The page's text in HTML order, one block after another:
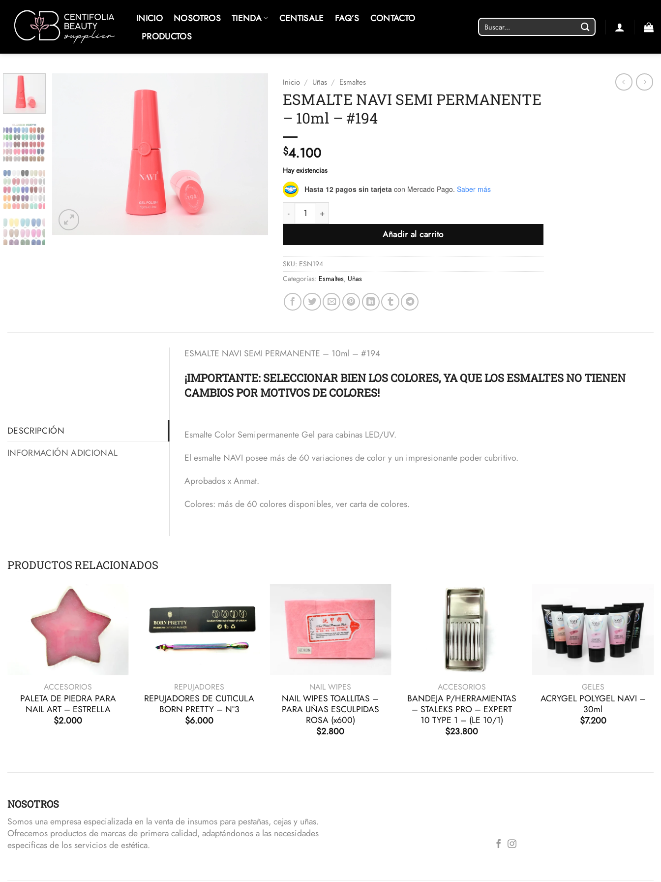
contenido
INICIO NOSOTROS TIENDA CENTISALE FAQ’S
CONTACTO
PRODUCTOS
Buscar
por:
Inicio / Uñas / Esmaltes
ESMALTE NAVI SEMI PERMANENTE
– 10ml – #194
$4.100
Hay existencias
Hasta 12 pagos sin tarjeta con Mercado Pago. Saber más
ESMALTE NAVI SEMI PERMANENTE - 10ml - #194 cantidad
Añadir al carrito
SKU: ESN194
Categorías: Esmaltes, Uñas
DESCRIPCIÓN
INFORMACIÓN ADICIONAL
ESMALTE NAVI SEMI PERMANENTE – 10ml – #194
¡IMPORTANTE: SELECCIONAR BIEN LOS COLORES, YA QUE LOS ESMALTES NO TIENEN
CAMBIOS POR MOTIVOS DE COLORES!
Esmalte Color Semipermanente Gel para cabinas LED/UV.
El esmalte NAVI posee más de 60 variaciones de color y un impresionante poder cubritivo.
Aprobados x Anmat.
Colores: más de 60 colores disponibles, ver carta de colores.
PRODUCTOS RELACIONADOS
ACCESORIOS
PALETA DE PIEDRA PARA
NAIL ART – ESTRELLA
$2.000
REPUJADORES
REPUJADORES DE CUTICULA
BORN PRETTY – N°3
$6.000
NAIL WIPES
NAIL WIPES TOALLITAS –
PARA UÑAS ESCULPIDAS
ROSA (x600)
$2.800
ACCESORIOS
BANDEJA P/HERRAMIENTAS
– STALEKS PRO – EXPERT
10 TYPE 1 – (LE 10/1)
$23.800
GELES
ACRYGEL POLYGEL NAVI –
30ml
$7.200
NOSOTROS
Somos una empresa especializada en la venta de insumos para pestañas, cejas y uñas.
Ofrecemos productos de marcas de primera calidad, adaptándonos a las necesidades
especificas de los servicios de estética.